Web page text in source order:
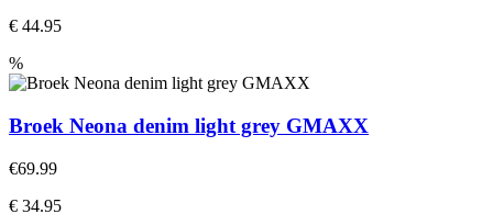
€ 44.95
%
Broek Neona denim light grey GMAXX
€69.99
€ 34.95